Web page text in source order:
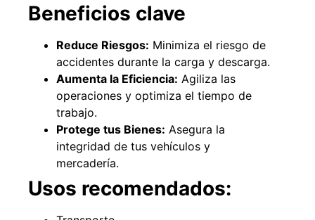
Beneficios clave
Reduce Riesgos: Minimiza el riesgo de
accidentes durante la carga y descarga.
Aumenta la Eficiencia: Agiliza las
operaciones y optimiza el tiempo de
trabajo.
Protege tus Bienes: Asegura la
integridad de tus vehículos y
mercadería.
Usos recomendados:
Pasto sintético ornamental Importado
USA: Summer densidad 35mm Rollo
$ 2.002.243 $1.021.490
Leer más
Agregar al